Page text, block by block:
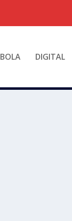
BOLA DIGITAL